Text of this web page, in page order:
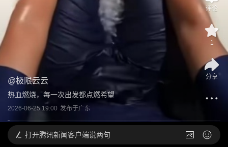
@极限云云
热血燃烧，每一次出发都点燃希望
2026-06-25 19:00 发布于广东
评论
1
分享
打开腾讯新闻客户端说两句